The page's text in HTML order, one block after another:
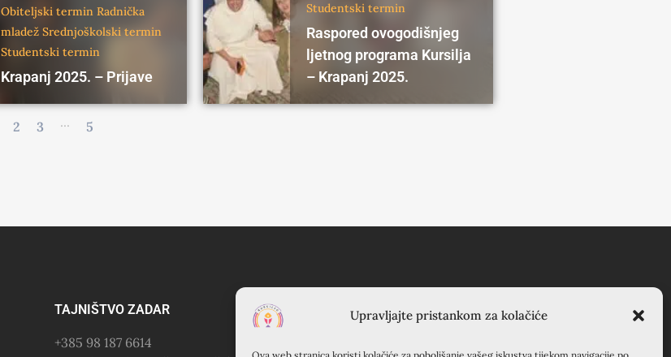
Upravljajte pristankom za kolačiće
Obiteljski termin Radnička
mladež Srednjoškolski termin
Studentski termin
Krapanj 2025. – Prijave
Studentski termin
Raspored ovogodišnjeg
ljetnog programa Kursilja
– Krapanj 2025.
2 3 ... 5
TAJNIŠTVO ZADAR
+385 98 187 6614
KURSILJO KRAPANJ